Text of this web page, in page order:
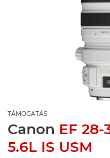
TÁMOGATÁS
Canon EF
5.6L IS USM